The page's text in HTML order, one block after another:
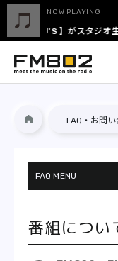
GUEST
ON-AIR LIST
NOW PLAYING
【 YU'S 】がスタジオ生
FAQ・お問
FAQ MENU
イベントについて
番組につい